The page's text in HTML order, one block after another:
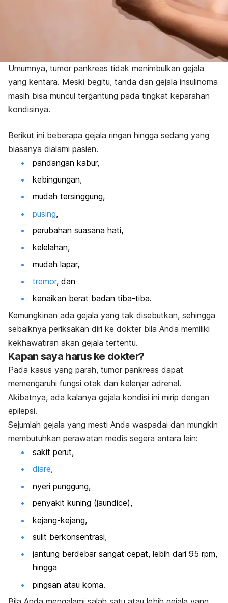
Umumnya, tumor pankreas tidak menimbulkan gejala
yang kentara. Meski begitu, tanda dan gejala insulinoma
masih bisa muncul tergantung pada tingkat keparahan
kondisinya.
Berikut ini beberapa gejala ringan hingga sedang yang
biasanya dialami pasien.
pandangan kabur,
kebingungan,
mudah tersinggung,
pusing,
perubahan suasana hati,
kelelahan,
mudah lapar,
tremor, dan
kenaikan berat badan tiba-tiba.
Kemungkinan ada gejala yang tak disebutkan, sehingga
sebaiknya periksakan diri ke dokter bila Anda memiliki
kekhawatiran akan gejala tertentu.
Kapan saya harus ke dokter?
Pada kasus yang parah, tumor pankreas dapat
memengaruhi fungsi otak dan kelenjar adrenal.
Akibatnya, ada kalanya gejala kondisi ini mirip dengan
epilepsi.
Sejumlah gejala yang mesti Anda waspadai dan mungkin
membutuhkan perawatan medis segera antara lain:
sakit perut,
diare,
nyeri punggung,
penyakit kuning (jaundice),
kejang-kejang,
sulit berkonsentrasi,
jantung berdebar sangat cepat, lebih dari 95 rpm,
hingga
pingsan atau koma.